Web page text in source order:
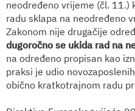
neodređeno vrijeme (čl. 11.)
radu sklapa na neodređeno
Zakonom nije drugačije
dugoročno se ukida rad na
na određeno propisan kao
praksi je udio
obično kratkotrajnom radu